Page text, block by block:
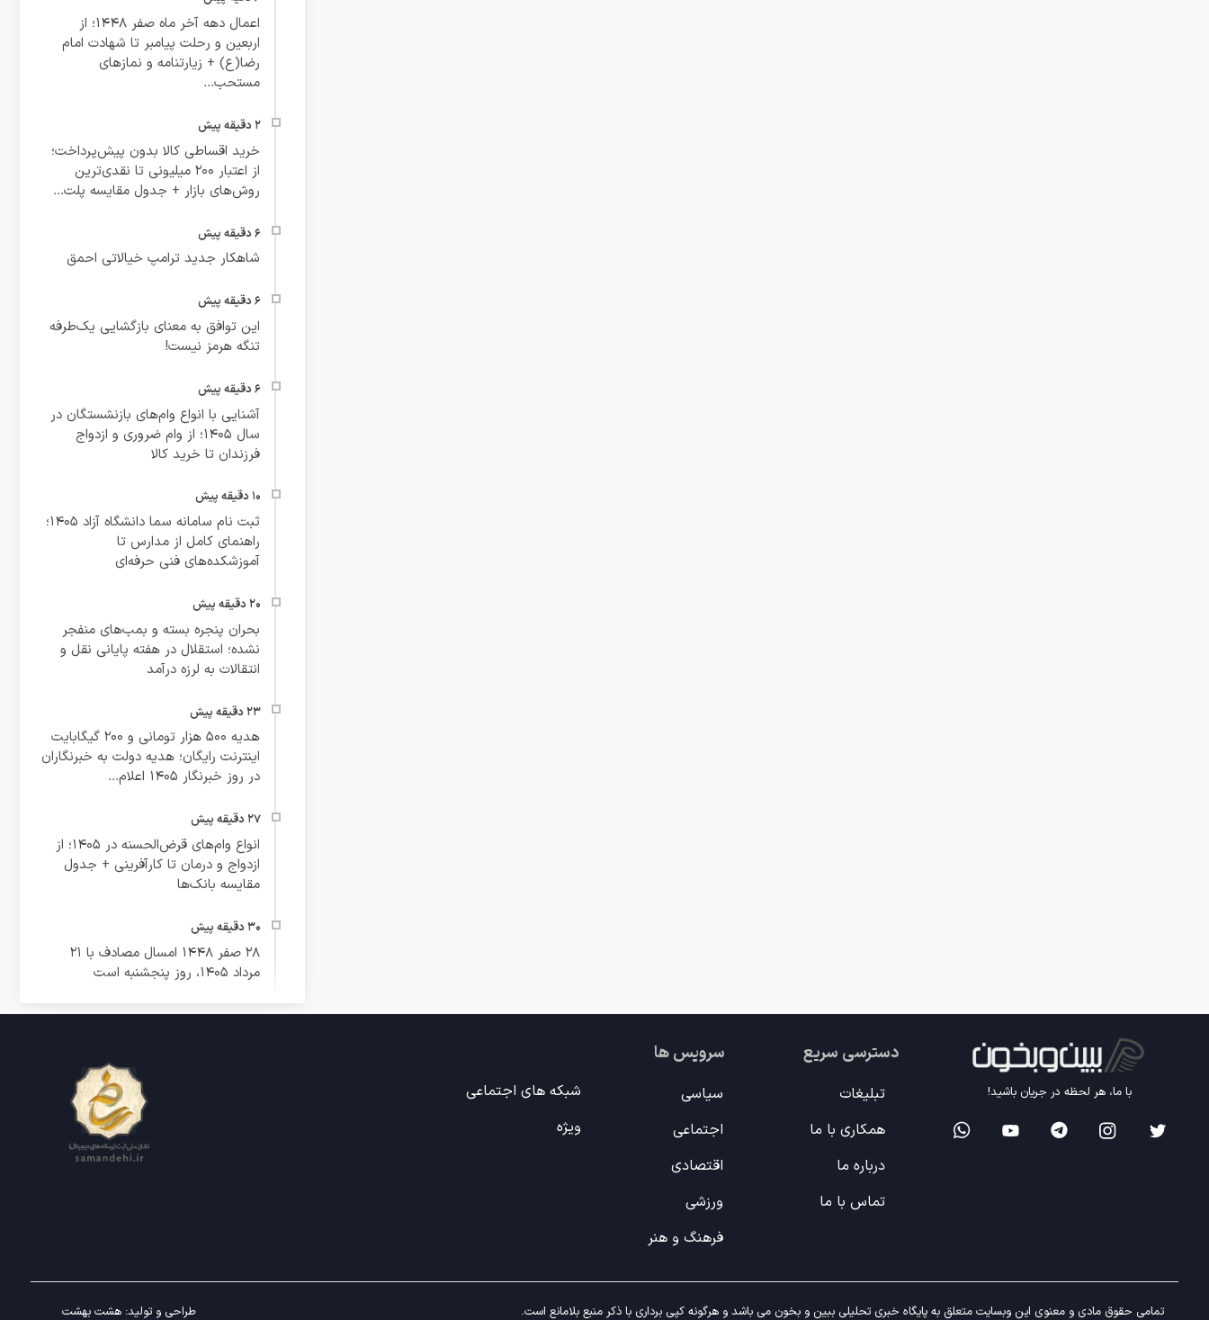
اعمال دهه آخر ماه صفر ۱۴۴۸؛ از
اربعین و رحلت پیامبر تا شهادت امام
رضا(ع) + زیارتنامه و نمازهای
مستحب...
خرید اقساطی کالا بدون پیش‌پرداخت؛
از اعتبار ۲۰۰ میلیونی تا نقدی‌ترین
روش‌های بازار + جدول مقایسه پلت...
شاهکار جدید ترامپ خیالاتی احمق
این توافق به معنای بازگشایی یک‌طرفه
تنگه هرمز نیست!
آشنایی با انواع وام‌های بازنشستگان در
سال ۱۴۰۵؛ از وام ضروری و ازدواج
فرزندان تا خرید کالا
ثبت نام سامانه سما دانشگاه آزاد ۱۴۰۵؛
راهنمای کامل از مدارس تا
آموزشکده‌های فنی حرفه‌ای
بحران پنجره بسته و بمب‌های منفجر
نشده؛ استقلال در هفته پایانی نقل و
انتقالات به لرزه درآمد
هدیه ۵۰۰ هزار تومانی و ۲۰۰ گیگابایت
اینترنت رایگان؛ هدیه دولت به خبرنگاران
در روز خبرنگار ۱۴۰۵ اعلام...
انواع وام‌های قرض‌الحسنه در ۱۴۰۵؛ از
ازدواج و درمان تا کارآفرینی + جدول
مقایسه بانک‌ها
۲۸ صفر ۱۴۴۸ امسال مصادف با ۲۱
مرداد ۱۴۰۵، روز پنجشنبه است
با ما، هر لحظه در جریان باشید!
دسترسی سریع
تبلیغات
همکاری با ما
درباره ما
تماس با ما
سرویس ها
سیاسی
اجتماعی
اقتصادی
ورزشی
فرهنگ و هنر
شبکه های اجتماعی
ویژه
تمامی حقوق مادی و معنوی این وبسایت متعلق به پایگاه خبری تحلیلی ببین و بخون می باشد و هرگونه کپی برداری با ذکر منبع بلامانع است. طراحی و تولید: هشت بهشت